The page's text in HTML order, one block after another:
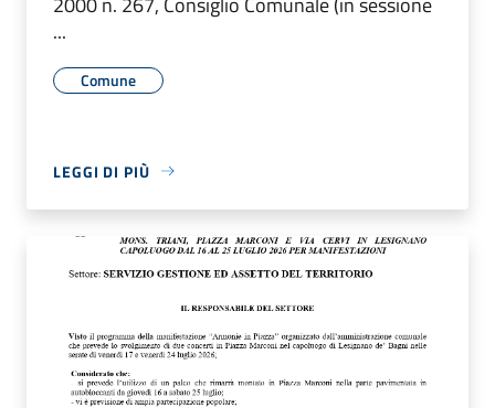
...
Comune
LEGGI DI PIÙ